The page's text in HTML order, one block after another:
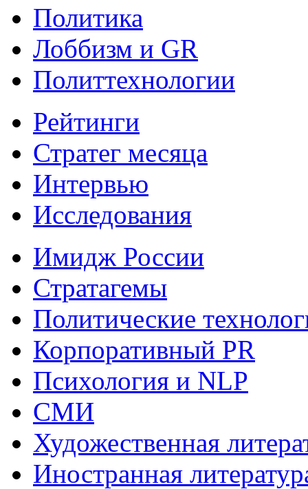
Политика
Лоббизм и GR
Политтехнологии
Рейтинги
Стратег месяца
Интервью
Исследования
Имидж России
Стратагемы
Политические
Корпоративный PR
Психология и NLP
СМИ
Художественная
Иностранная